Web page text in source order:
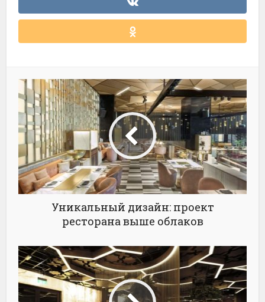
Уникальный дизайн: проект
ресторана выше облаков